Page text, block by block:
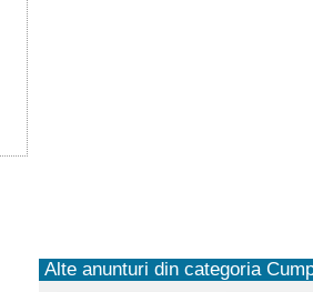
Alte anunturi din categoria